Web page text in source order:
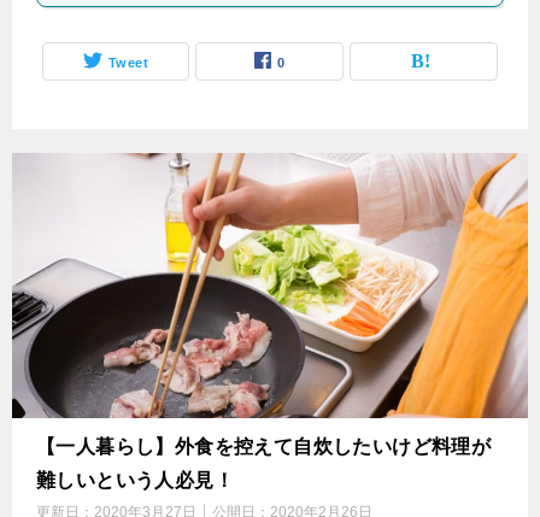
Tweet 0
【一人暮らし】外食を控えて自炊したいけど料理が
難しいという人必見！
更新日： 2020年3月27日 公開日： 2020年2月26日